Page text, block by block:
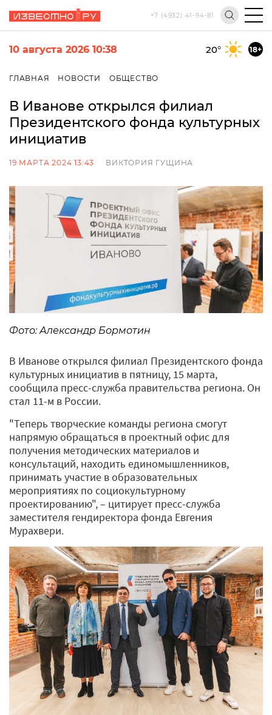
+7 (4932) 41-94-81
10 августа 2026 10:38 20° 18+
ГЛАВНАЯ НОВОСТИ ОБЩЕСТВО
В Иванове открылся филиал
Президентского фонда культурных
инициатив
19 МАРТА 2024 13:43 ВИКТОРИЯ ГУЩИНА
Фото: Александр Бормотин
В Иванове открылся филиал Президентского фонда
культурных инициатив в пятницу, 15 марта,
сообщила пресс-служба правительства региона. Он
стал 11-м в России.
"Теперь творческие команды региона смогут
напрямую обращаться в проектный офис для
получения методических материалов и
консультаций, находить единомышленников,
принимать участие в образовательных
мероприятиях по социокультурному
проектированию", – цитирует пресс-служба
заместителя гендиректора фонда Евгения
Мурахвери.